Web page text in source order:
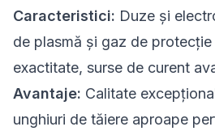
Caracteristici: Duze și
de plasmă și gaz de
exactitate, surse de curent
Avantaje: Calitate
unghiuri de tăiere aproape